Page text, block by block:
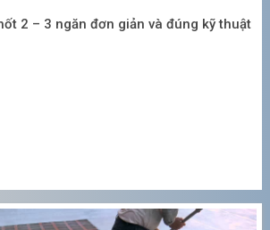
m³
250.000 VNĐ/m³
dụng mức giá trọn gói theo dung tích
2 – 3 ngăn đơn giản và đúng kỹ thuật